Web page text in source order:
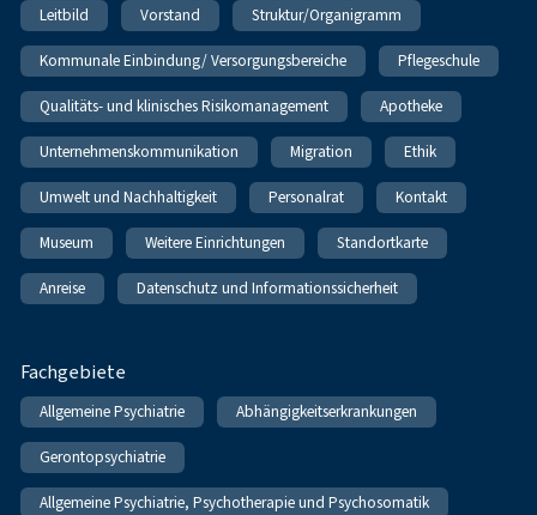
Leitbild Vorstand Struktur/Organigramm
Kommunale Einbindung/ Versorgungsbereiche Pflegeschule
Qualitäts- und klinisches Risikomanagement Apotheke
Unternehmenskommunikation Migration Ethik
Umwelt und Nachhaltigkeit Personalrat Kontakt
Museum Weitere Einrichtungen Standortkarte
Anreise Datenschutz und Informationssicherheit
Fachgebiete
Allgemeine Psychiatrie Abhängigkeitserkrankungen
Gerontopsychiatrie
Allgemeine Psychiatrie, Psychotherapie und Psychosomatik